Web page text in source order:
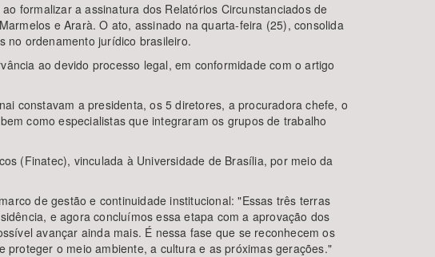
BUSCAR
formalizar a assinatura dos Relatórios Circunstanciados de
e Ararà. O ato, assinado na quarta-feira (25), consolida
no ordenamento jurídico brasileiro.
ao devido processo legal, em conformidade com o artigo
constavam a presidenta, os 5 diretores, a procuradora chefe, o
como especialistas que integraram os grupos de trabalho
(Finatec), vinculada à Universidade de Brasília, por meio da
de gestão e continuidade institucional: "Essas três terras
e agora concluímos essa etapa com a aprovação dos
avançar ainda mais. É nessa fase que se reconhecem os
o meio ambiente, a cultura e as próximas gerações."